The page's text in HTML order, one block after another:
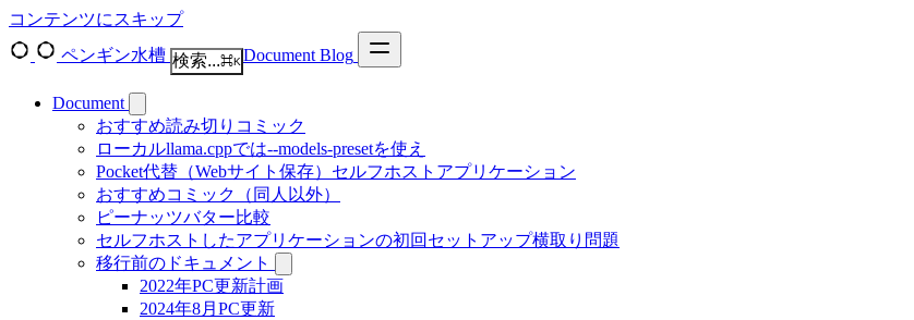
コンテンツにスキップ
ペンギン水槽 検索...⌘K Document Blog
Document
おすすめ読み切りコミック
ローカルllama.cppでは--models-presetを使え
Pocket代替（Webサイト保存）セルフホストアプリケーション
おすすめコミック（同人以外）
ピーナッツバター比較
セルフホストしたアプリケーションの初回セットアップ横取り問題
移行前のドキュメント
2022年PC更新計画
2024年8月PC更新